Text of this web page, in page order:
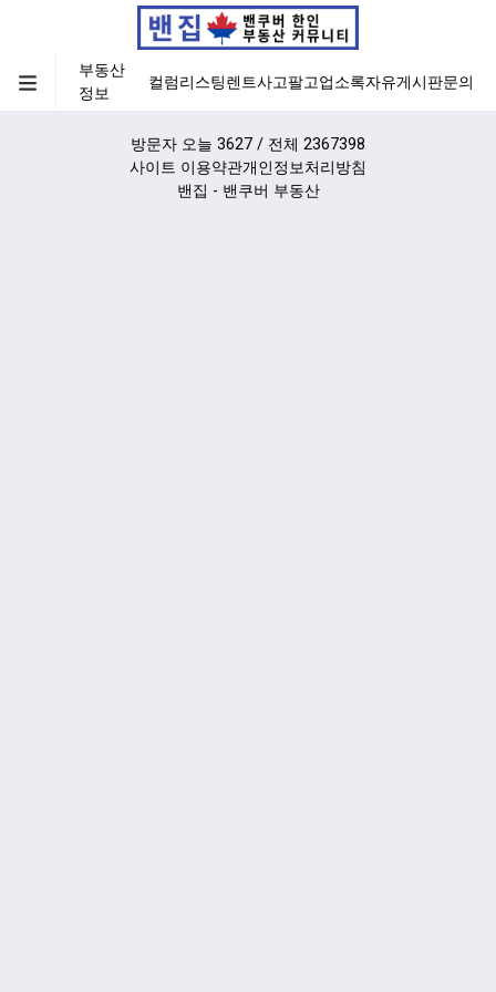
부동산
정보
컬럼리스팅렌트사고팔고업소록자유게시판문의
방문자 오늘 3627 / 전체 2367398
사이트 이용약관개인정보처리방침
밴집 - 밴쿠버 부동산